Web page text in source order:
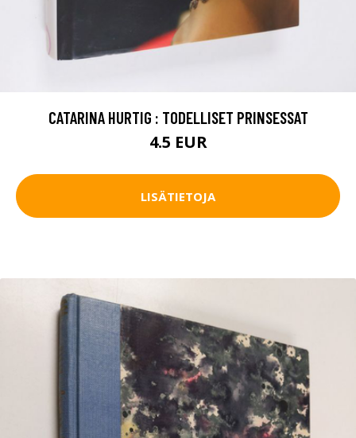
CATARINA HURTIG : TODELLISET PRINSESSAT
4.5 EUR
LISÄTIETOJA